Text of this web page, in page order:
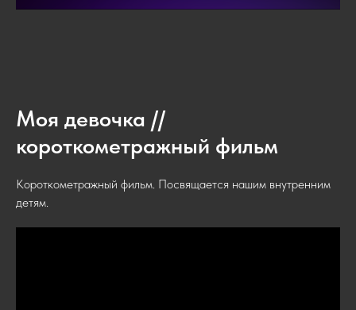
Моя девочка //
короткометражный фильм
Короткометражный фильм. Посвящается нашим внутренним
детям.